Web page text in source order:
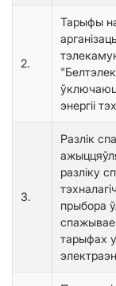
2.
Тарыфы
энергіі
3.
Разлік
разліку
прыбора
тарыфах